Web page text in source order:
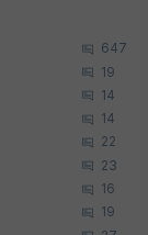
647
19
14
14
22
23
16
19